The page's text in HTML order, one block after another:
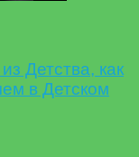
Детства, как
в Детском